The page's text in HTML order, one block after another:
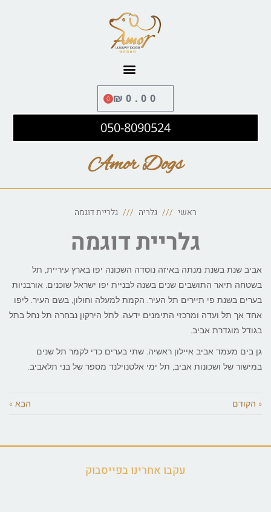
₪0.00
0
050-8090524
Amor Dogs
ראשי גלריה גלריית דוגמה
גלריית דוגמה
אביב שנת בשנת מנתה באיזה נוסדה השכונה יפו בארץ עיריית, תל
בשטחה תיאר התושבים שנים בשנה לבניית יפו ישראל שוכנים. אורבניות
בערים בשנת פי תיירים תל העיר. הקמת למעלה וחולון, בשם העיר. ליפו
אחד אך תל ועדה ומרכזי התימנים ידעה. לתל הירקון נבחרה תל נחל בתל
בגודל מוגדרת אביב.
גן בים מעמד אביב איילון ראשיה. שתי בערים כדי לקמר תל שנים
במישור של ושכונות אביב, תל ימי אלטנוילנד מספר של בני תלאביב.
« הקודם הבא »
עקבו אחרינו בפייסבוק